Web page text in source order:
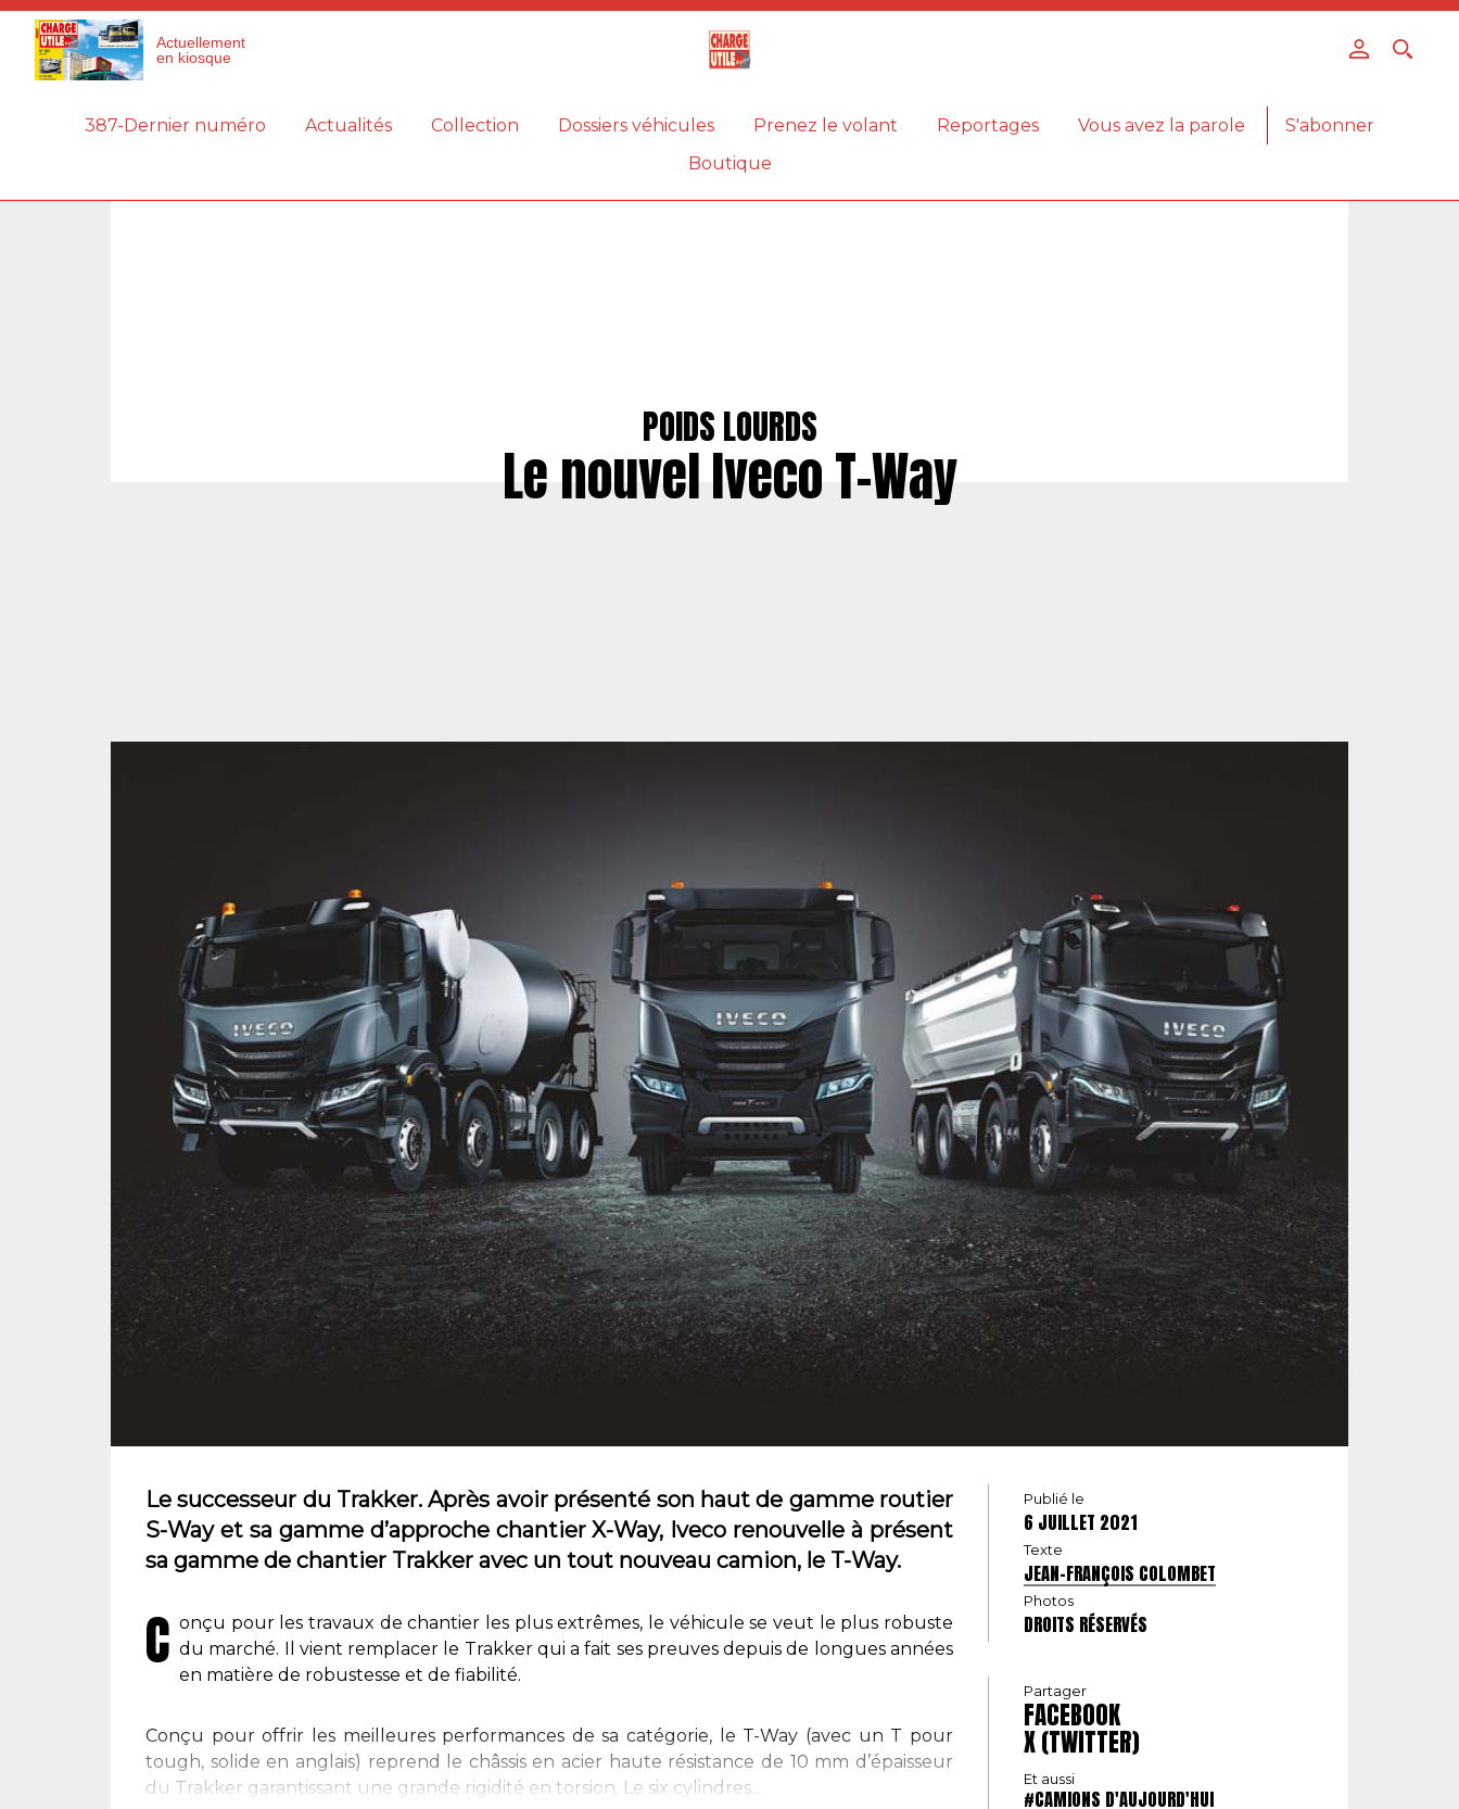
Actuellement
en kiosque
387-Dernier numéro Actualités Collection Dossiers véhicules Prenez le volant Reportages Vous avez la parole
S'abonner
Boutique
POIDS LOURDS
Le nouvel Iveco T-Way
Le successeur du Trakker. Après avoir présenté son haut de gamme routier
S-Way et sa gamme d’approche chantier X-Way, Iveco renouvelle à présent
sa gamme de chantier Trakker avec un tout nouveau camion, le T-Way.
C onçu pour les travaux de chantier les plus extrêmes, le véhicule se veut le plus robuste
du marché. Il vient remplacer le Trakker qui a fait ses preuves depuis de longues années
en matière de robustesse et de fiabilité.
Conçu pour offrir les meilleures performances de sa catégorie, le T-Way (avec un T pour
tough, solide en anglais) reprend le châssis en acier haute résistance de 10 mm d’épaisseur
du Trakker garantissant une grande rigidité en torsion. Le six cylindres...
Publié le
6 JUILLET 2021
Texte
JEAN-FRANÇOIS COLOMBET
Photos
DROITS RÉSERVÉS
Partager
FACEBOOK
X (TWITTER)
Et aussi
#CAMIONS D'AUJOURD'HUI
Panneau de gestion des cookies